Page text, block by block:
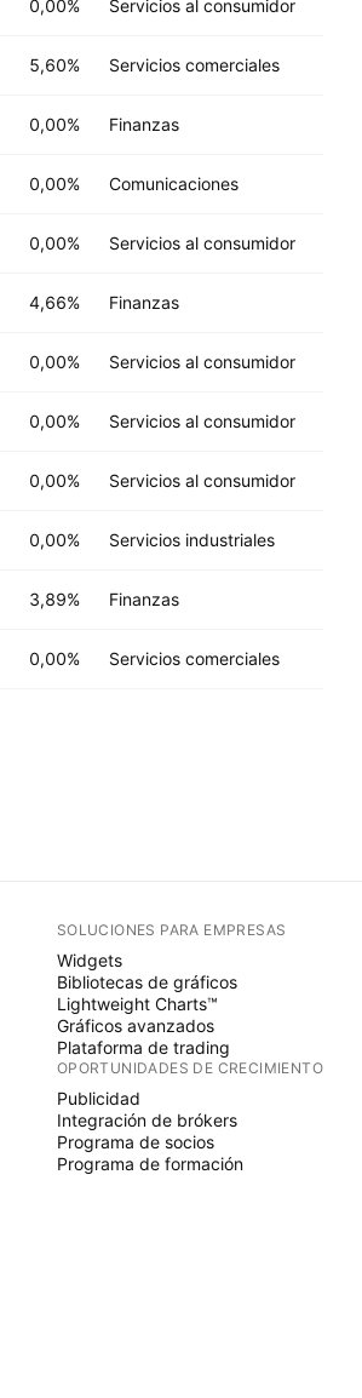
0,00% Servicios al consumidor
5,60% Servicios comerciales
0,00% Finanzas
0,00% Comunicaciones
0,00% Servicios al consumidor
4,66% Finanzas
0,00% Servicios al consumidor
0,00% Servicios al consumidor
0,00% Servicios al consumidor
0,00% Servicios industriales
3,89% Finanzas
0,00% Servicios comerciales
SOLUCIONES PARA EMPRESAS
Widgets
Bibliotecas de gráficos
Lightweight Charts™
Gráficos avanzados
Plataforma de trading
OPORTUNIDADES DE CRECIMIENTO
Publicidad
Integración de brókers
Programa de socios
Programa de formación